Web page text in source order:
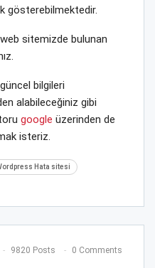
gösterebilmektedir.
sitemizde bulunan
bilgileri
alabileceğiniz gibi
google üzerinden de
isteriz.
Hata sitesi
9820 Posts 0 Comments